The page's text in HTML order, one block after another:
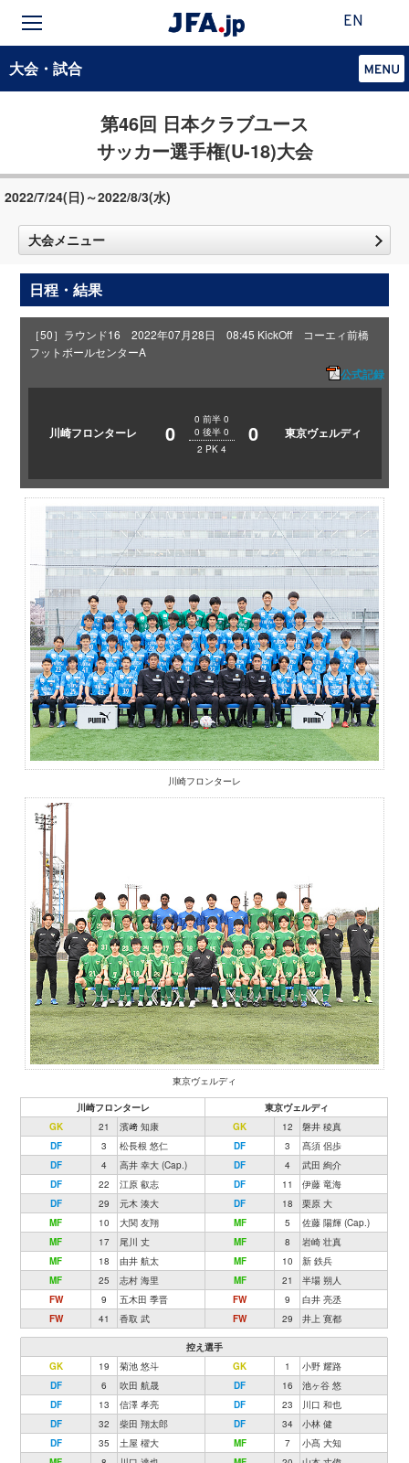
EN
大会・試合
第46回 日本クラブユース
サッカー選手権(U-18)大会
2022/7/24(日)～2022/8/3(水)
大会メニュー
日程・結果
［50］ラウンド16 2022年07月28日 08:45 KickOff コーエィ前橋
フットボールセンターA
公式記録
川崎フロンターレ 0
0 前半 0
0 後半 0
2 PK 4
0 東京ヴェルディ
川崎フロンターレ
東京ヴェルディ
川崎フロンターレ
東京ヴェルディ
GK
21 濱﨑 知康 GK 12
磐井 稜真
DF
3 松長根 悠仁 DF 3
髙須 侶歩
DF
4 高井 幸大 (Cap.) DF 4
武田 絢介
DF
22 江原 叡志 DF 11
伊藤 竜海
DF
29 元木 湊大 DF 18
栗原 大
MF
10 大関 友翔 MF 5
佐藤 陽輝 (Cap.)
MF
17 尾川 丈 MF 8
岩崎 壮真
MF
18 由井 航太 MF 10
新 鉄兵
MF
25 志村 海里 MF 21
半場 朔人
FW
9 五木田 季晋 FW 9
白井 亮丞
FW
41 香取 武 FW 29 井上 寛都
控え選手
GK
19 菊池 悠斗 GK 1
小野 耀路
DF
6 吹田 航晟 DF 16
池ヶ谷 悠
DF
13 信澤 孝亮 DF 23
川口 和也
DF
32 柴田 翔太郎 DF 34
小林 健
DF
35 土屋 櫂大 MF 7
小髙 大知